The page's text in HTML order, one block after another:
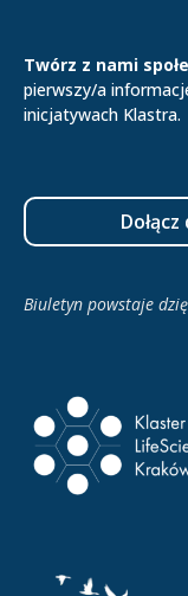
Twórz z nami
pierwszy/a
inicjatywach Klastra.
Biuletyn powstaje